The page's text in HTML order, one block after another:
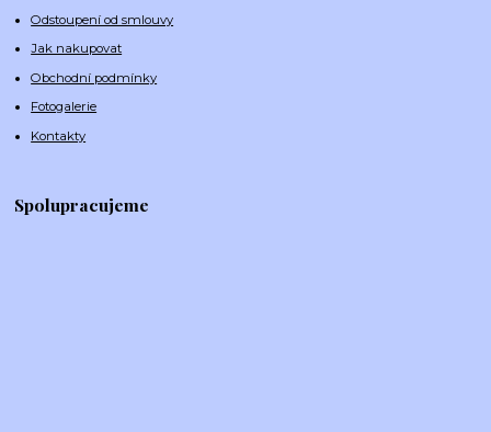
Odstoupení od smlouvy
Jak nakupovat
Obchodní podmínky
Fotogalerie
Kontakty
Spolupracujeme